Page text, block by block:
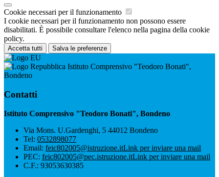
Cookie necessari per il funzionamento
I cookie necessari per il funzionamento non possono essere
disabilitati. È possibile consultare l'elenco nella pagina della cookie
policy.
Accetta tutti Salva le preferenze
Istituto Comprensivo "Teodoro Bonati",
Bondeno
Contatti
Istituto Comprensivo "Teodoro Bonati", Bondeno
Via Mons. U.Gardenghi, 5 44012 Bondeno
Tel: 0532898077
Email: feic802005@istruzione.itLink per inviare una mail
PEC: feic802005@pec.istruzione.itLink per inviare una mail
C.F.: 93053630385